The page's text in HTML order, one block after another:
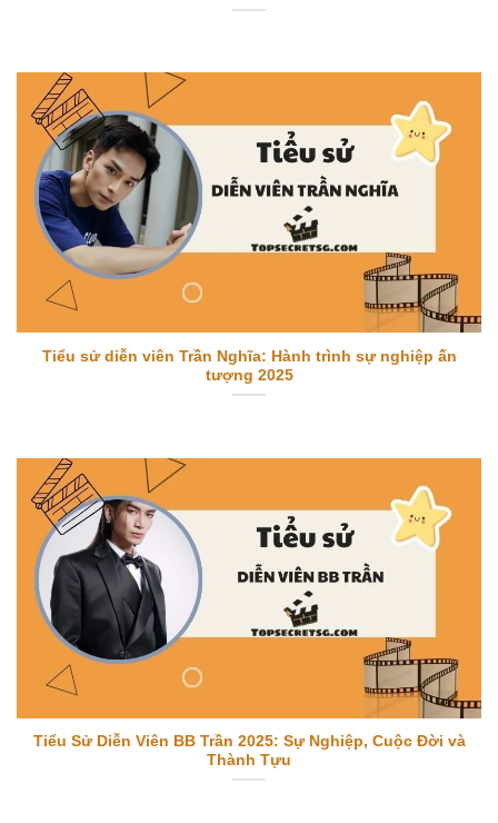
Tiểu sử diễn viên Trần Nghĩa: Hành trình sự nghiệp ấn
tượng 2025
Tiểu Sử Diễn Viên BB Trần 2025: Sự Nghiệp, Cuộc Đời và
Thành Tựu